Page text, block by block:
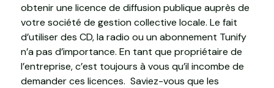
obtenir une licence de diffusion publique auprès de
votre société de gestion collective locale. Le fait
d’utiliser des CD, la radio ou un abonnement Tunify
n’a pas d’importance. En tant que propriétaire de
l’entreprise, c’est toujours à vous qu’il incombe de
demander ces licences. Saviez-vous que les